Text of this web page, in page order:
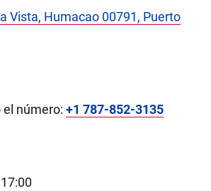
Vista, Humacao 00791, Puerto
número: +1 787-852-3135